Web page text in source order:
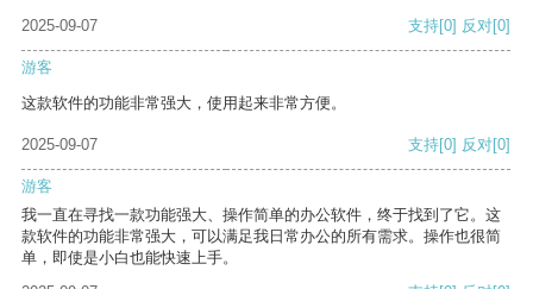
2025-09-07 支持[0] 反对[0]
游客
这款软件的功能非常强大，使用起来非常方便。
2025-09-07 支持[0] 反对[0]
游客
我一直在寻找一款功能强大、操作简单的办公软件，终于找到了它。这
款软件的功能非常强大，可以满足我日常办公的所有需求。操作也很简
单，即使是小白也能快速上手。